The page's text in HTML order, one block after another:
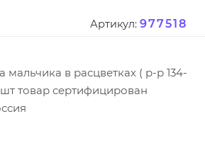
Артикул: 977518
мальчика в расцветках ( р-р 134-
шт товар сертифицирован